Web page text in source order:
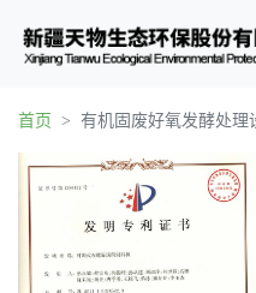
首页 有机固废好氧发酵处理